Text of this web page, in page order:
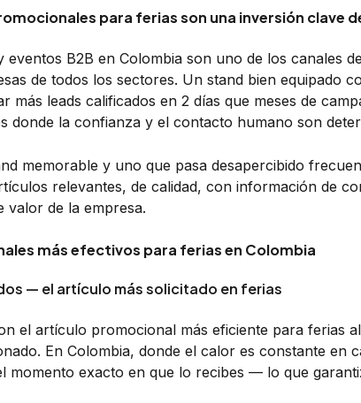
para ferias son una inversión clave
eventos B2B en Colombia son uno de los canales
de todos los sectores. Un stand bien equipado
más leads calificados en 2 días que meses de
donde la confianza y el contacto humano son
memorable y uno que pasa desapercibido
relevantes, de calidad, con información de
valor de la empresa.
más efectivos para ferias en Colombia
— el artículo más solicitado en ferias
el artículo promocional más eficiente para ferias
En Colombia, donde el calor es constante en
momento exacto en que lo recibes — lo que